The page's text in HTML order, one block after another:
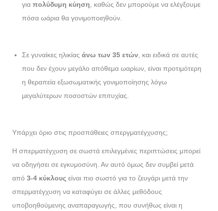
για πολύδυμη κύηση , καθώς δεν μπορούμε να ελέγξουμε
πόσα ωάρια θα γονιμοποιηθούν.
Σε γυναίκες ηλικίας άνω των 35 ετών , και ειδικά σε αυτές
που δεν έχουν μεγάλο απόθεμα ωαρίων, είναι προτιμότερη
η θεραπεία εξωσωματικής γονιμοποίησης λόγω
μεγαλύτερων ποσοστών επιτυχίας.
Υπάρχει όριο στις προσπάθειες σπεργματέγχυσης;
Η σπερματέγχυση σε σωστά επιλεγμένες περιπτώσεις μπορεί
να οδηγήσει σε εγκυμοσύνη. Αν αυτό όμως δεν συμβεί μετά
από 3-4 κύκλους είναι πιο σωστό για το ζευγάρι μετά την
σπερματέγχυση να καταφύγει σε άλλες μεθόδους
υποβοηθούμενης αναπαραγωγής, που συνήθως είναι η